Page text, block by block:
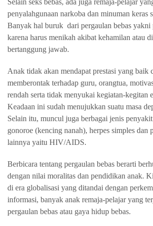
Selain seks bebas, ada juga remaja-pelajar
penyalahgunaan narkoba dan minuman keras
Banyak hal buruk dari pergaulan bebas yakni
karena harus menikah akibat kehamilan atau
bertanggung jawab.
Anak tidak akan mendapat prestasi yang baik
memberontak terhadap guru, orangtua,
rendah serta tidak menyukai kegiatan-kegitan
Keadaan ini sudah menujukkan suatu masa
Selain itu, muncul juga berbagai jenis
gonoroe (kencing nanah), herpes simples dan
lainnya yaitu HIV/AIDS.
Berbicara tentang pergaulan bebas berarti
dengan nilai moralitas dan pendidikan anak.
di era globalisasi yang ditandai dengan
informasi, banyak anak remaja-pelajar yang
pergaulan bebas atau gaya hidup bebas.